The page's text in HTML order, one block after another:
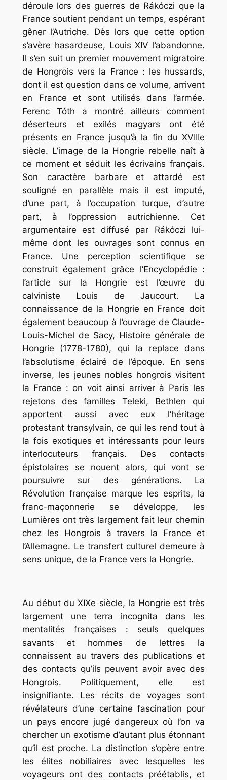
déroule lors des guerres de Rákóczi que la
France soutient pendant un temps, espérant
gêner l’Autriche. Dès lors que cette option
s’avère hasardeuse, Louis XIV l’abandonne.
Il s’en suit un premier mouvement migratoire
de Hongrois vers la France : les hussards,
dont il est question dans ce volume, arrivent
en France et sont utilisés dans l’armée.
Ferenc Tóth a montré ailleurs comment
déserteurs et exilés magyars ont été
présents en France jusqu’à la fin du XVIIIe
siècle. L’image de la Hongrie rebelle naît à
ce moment et séduit les écrivains français.
Son caractère barbare et attardé est
souligné en parallèle mais il est imputé,
d’une part, à l’occupation turque, d’autre
part, à l’oppression autrichienne. Cet
argumentaire est diffusé par Rákóczi lui-
même dont les ouvrages sont connus en
France. Une perception scientifique se
construit également grâce l’Encyclopédie :
l’article sur la Hongrie est l’œuvre du
calviniste Louis de Jaucourt. La
connaissance de la Hongrie en France doit
également beaucoup à l’ouvrage de Claude-
Louis-Michel de Sacy, Histoire générale de
Hongrie (1778-1780), qui la replace dans
l’absolutisme éclairé de l’époque. En sens
inverse, les jeunes nobles hongrois visitent
la France : on voit ainsi arriver à Paris les
rejetons des familles Teleki, Bethlen qui
apportent aussi avec eux l’héritage
protestant transylvain, ce qui les rend tout à
la fois exotiques et intéressants pour leurs
interlocuteurs français. Des contacts
épistolaires se nouent alors, qui vont se
poursuivre sur des générations. La
Révolution française marque les esprits, la
franc-maçonnerie se développe, les
Lumières ont très largement fait leur chemin
chez les Hongrois à travers la France et
l’Allemagne. Le transfert culturel demeure à
sens unique, de la France vers la Hongrie.
Au début du XIXe siècle, la Hongrie est très
largement une terra incognita dans les
mentalités françaises : seuls quelques
savants et hommes de lettres la
connaissent au travers des publications et
des contacts qu’ils peuvent avoir avec des
Hongrois. Politiquement, elle est
insignifiante. Les récits de voyages sont
révélateurs d’une certaine fascination pour
un pays encore jugé dangereux où l’on va
chercher un exotisme d’autant plus étonnant
qu’il est proche. La distinction s’opère entre
les élites nobiliaires avec lesquelles les
voyageurs ont des contacts préétablis, et